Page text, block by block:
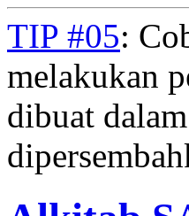
TIP #05:
melakukan
dibuat dalam